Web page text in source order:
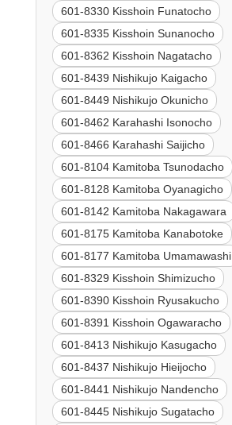
601-8330 Kisshoin Funatocho
601-8335 Kisshoin Sunanocho
601-8362 Kisshoin Nagatacho
601-8439 Nishikujo Kaigacho
601-8449 Nishikujo Okunicho
601-8462 Karahashi Isonocho
601-8466 Karahashi Saijicho
601-8104 Kamitoba Tsunodacho
601-8128 Kamitoba Oyanagicho
601-8142 Kamitoba Nakagawara
601-8175 Kamitoba Kanabotoke
601-8177 Kamitoba Umamawashi
601-8329 Kisshoin Shimizucho
601-8390 Kisshoin Ryusakucho
601-8391 Kisshoin Ogawaracho
601-8413 Nishikujo Kasugacho
601-8437 Nishikujo Hieijocho
601-8441 Nishikujo Nandencho
601-8445 Nishikujo Sugatacho